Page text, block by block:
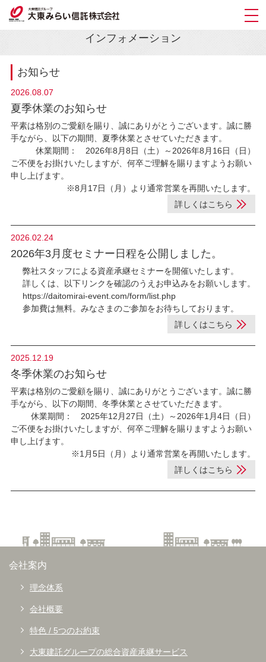
HOME インフォメーション
インフォメーション
お知らせ
2026.08.07
夏季休業のお知らせ
平素は格別のご愛顧を賜り、誠にありがとうございます。誠に勝
手ながら、以下の期間、夏季休業とさせていただきます。
休業期間： 2026年8月8日（土）～2026年8月16日（日）
ご不便をお掛けいたしますが、何卒ご理解を賜りますようお願い
申し上げます。
※8月17日（月）より通常営業を再開いたします。
詳しくはこちら
2026.02.24
2026年3月度セミナー日程を公開しました。
弊社スタッフによる資産承継セミナーを開催いたします。
詳しくは、以下リンクを確認のうえお申込みをお願いします。
https://daitomirai-event.com/form/list.php
参加費は無料。みなさまのご参加をお待ちしております。
詳しくはこちら
2025.12.19
冬季休業のお知らせ
平素は格別のご愛顧を賜り、誠にありがとうございます。誠に勝
手ながら、以下の期間、冬季休業とさせていただきます。
休業期間： 2025年12月27日（土）～2026年1月4日（日）
ご不便をお掛けいたしますが、何卒ご理解を賜りますようお願い
申し上げます。
※1月5日（月）より通常営業を再開いたします。
詳しくはこちら
弊社スタッフによる資産承継セミナーを開催いたします。
詳しくは、以下リンクを確認のうえお申込みをお願いします。
https://daitomirai-event.com/form/list.php
弊社スタッフによる資産承継セミナーを開催いたします。
会社案内
理念体系
会社概要
特色 / 5つのお約束
大東建託グループの総合資産承継サービス